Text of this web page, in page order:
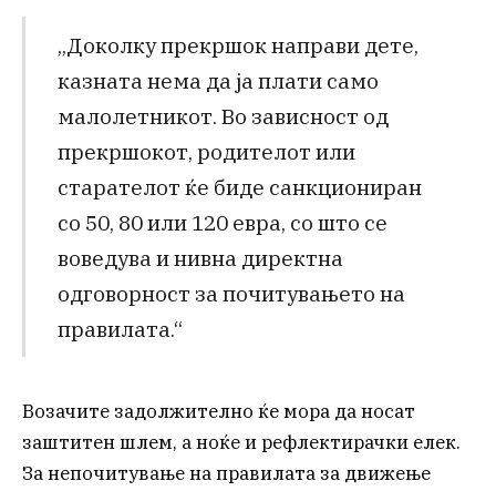
„Доколку прекршок направи дете,
казната нема да ја плати само
малолетникот. Во зависност од
прекршокот, родителот или
старателот ќе биде санкциониран
со 50, 80 или 120 евра, со што се
воведува и нивна директна
одговорност за почитувањето на
правилата.“
Возачите задолжително ќе мора да носат
заштитен шлем, а ноќе и рефлектирачки елек.
За непочитување на правилата за движење